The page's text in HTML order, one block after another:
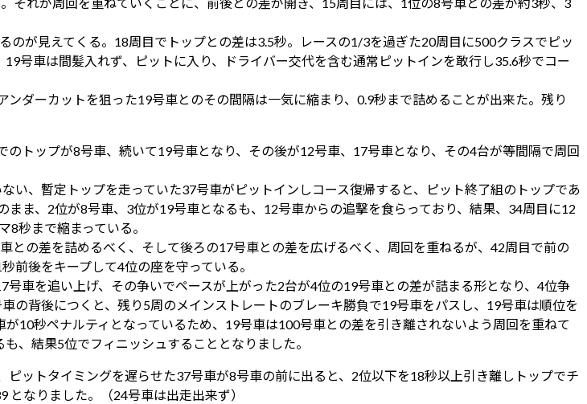
れが周回を重ねていくごとに、前後との差が開き、15周目には、1位の8号車との差が約3秒、3
が見えてくる。18周目でトップとの差は3.5秒。レースの1/3を過ぎた20周目に500クラスでピッ
号車は間髪入れず、ピットに入り、ドライバー交代を含む通常ピットインを敢行し35.6秒でコー
ダーカットを狙った19号車とのその間隔は一気に縮まり、0.9秒まで詰めることが出来た。残り
トップが8号車、続いて19号車となり、その後が12号車、17号車となり、その4台が等間隔で周回
、暫定トップを走っていた37号車がピットインしコース復帰すると、ピット終了組のトップであ
ま、2位が8号車、3位が19号車となるも、12号車からの追撃を食らっており、結果、34周目に12
秒まで縮まっている。
との差を詰めるべく、そして後ろの17号車との差を広げるべく、周回を重ねるが、42周目で前の
前後をキープして4位の座を守っている。
車を追い上げ、その争いでペースが上がった2台が4位の19号車との差が詰まる形となり、4位争
の背後につくと、残り5周のメインストレートのブレーキ勝負で19号車をパスし、19号車は順位を
10秒ペナルティとなっているため、19号車は100号車との差を引き離されないよう周回を重ねて
、結果5位でフィニッシュすることとなりました。
ットタイミングを遅らせた37号車が8号車の前に出ると、2位以下を18秒以上引き離しトップでチ
なりました。（24号車は出走出来ず）